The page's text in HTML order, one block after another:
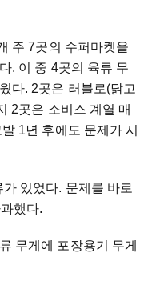
주 7곳의 수퍼마켓을
. 이 중 4곳의 육류 무
다. 2곳은 러블로(닭고
2곳은 소비스 계열 매
1년 후에도 문제가 시
있었다. 문제를 바로
했다.
무게에 포장용기 무게